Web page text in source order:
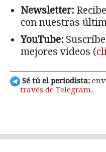
Newsletter:
con nuestras
YouTube:
mejores vídeos (
Sé tú el periodista:
través de Telegram.